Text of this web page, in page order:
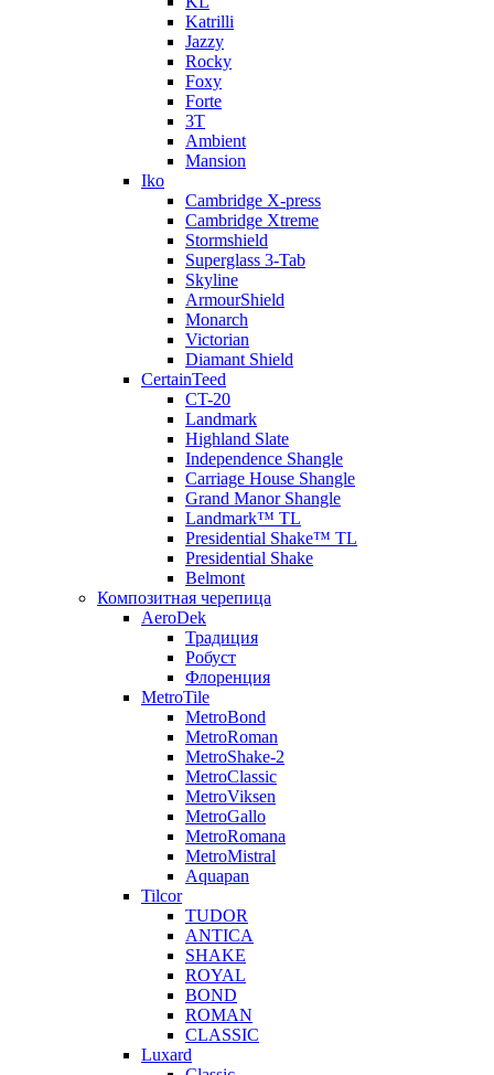
Katrilli
Jazzy
Rocky
Foxy
Forte
3T
Ambient
Mansion
Iko
Cambridge X-press
Cambridge Xtreme
Stormshield
Superglass 3-Tab
Skyline
ArmourShield
Monarch
Victorian
Diamant Shield
CertainTeed
CT-20
Landmark
Highland Slate
Independence Shangle
Carriage House Shangle
Grand Manor Shangle
Landmark™ TL
Presidential Shake™ TL
Presidential Shake
Belmont
Композитная черепица
AeroDek
Традиция
Робуст
Флоренция
MetroTile
MetroBond
MetroRoman
MetroShake-2
MetroClassic
MetroViksen
MetroGallo
MetroRomana
MetroMistral
Aquapan
Tilcor
TUDOR
ANTICA
SHAKE
ROYAL
BOND
ROMAN
CLASSIC
Luxard